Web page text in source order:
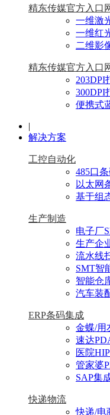
精东传媒官方入口
一维激
一维红
二维影
精东传媒官方入口
203DPI
300DPI
便携式
|
解决方案
工控自动化
485口
以太网
基于组
生产制造
电子厂
生产企
流水线
SMT智
智能仓
汽车装
ERP条码集成
金蝶/用
速达
医院
管家婆
SAP集
快递物流
快递/电